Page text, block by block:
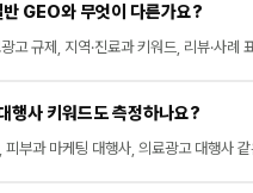
GEO와 무엇이 다른가요?
고 규제, 지역·진료과 키워드, 리뷰·사례
행사 키워드도 측정하나요?
피부과 마케팅 대행사, 의료광고 대행사